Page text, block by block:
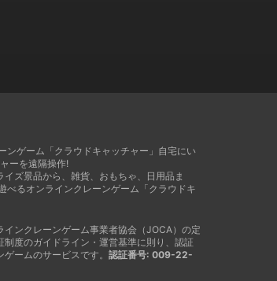
ンゲーム「クラウドキャッチャー」自宅にい
ーを遠隔操作!
ズ景品から、雑貨、おもちゃ、日用品ま
べるオンラインクレーンゲーム「クラウドキ
インクレーンゲーム事業者協会（JOCA）の定
度のガイドライン・運営基準に則り、認証
ームのサービスです。 認証番号: 009-22-